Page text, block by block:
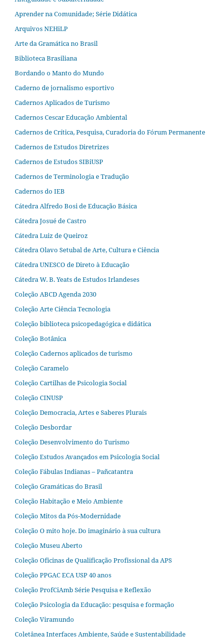
Aprender na Comunidade; Série Didática
Arquivos NEHiLP
Arte da Gramática no Brasil
Biblioteca Brasiliana
Bordando o Manto do Mundo
Caderno de jornalismo esportivo
Cadernos Aplicados de Turismo
Cadernos Cescar Educação Ambiental
Cadernos de Crítica, Pesquisa, Curadoria do Fórum Permanente
Cadernos de Estudos Diretrizes
Cadernos de Estudos SIBiUSP
Cadernos de Terminologia e Tradução
Cadernos do IEB
Cátedra Alfredo Bosi de Educação Básica
Cátedra Josué de Castro
Cátedra Luiz de Queiroz
Cátedra Olavo Setubal de Arte, Cultura e Ciência
Cátedra UNESCO de Direto à Educação
Cátedra W. B. Yeats de Estudos Irlandeses
Coleção ABCD Agenda 2030
Coleção Arte Ciência Tecnologia
Coleção biblioteca psicopedagógica e didática
Coleção Botânica
Coleção Cadernos aplicados de turismo
Coleção Caramelo
Coleção Cartilhas de Psicologia Social
Coleção CINUSP
Coleção Democracia, Artes e Saberes Plurais
Coleção Desbordar
Coleção Desenvolvimento do Turismo
Coleção Estudos Avançados em Psicologia Social
Coleção Fábulas Indianas – Pañcatantra
Coleção Gramáticas do Brasil
Coleção Habitação e Meio Ambiente
Coleção Mitos da Pós-Modernidade
Coleção O mito hoje. Do imaginário à sua cultura
Coleção Museu Aberto
Coleção Oficinas de Qualificação Profissional da APS
Coleção PPGAC ECA USP 40 anos
Coleção ProfCiAmb Série Pesquisa e Reflexão
Coleção Psicologia da Educação: pesquisa e formação
Coleção Viramundo
Coletânea Interfaces Ambiente, Saúde e Sustentabilidade